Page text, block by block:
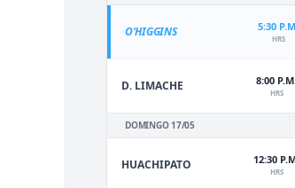
O'HIGGINS 5:30
HRS
D. LIMACHE 8:00
HRS
DOMINGO 17/05
HUACHIPATO 12:30
HRS